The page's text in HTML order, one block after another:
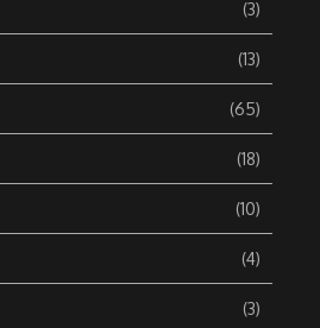
(3)
(13)
(65)
(18)
(10)
(4)
(3)